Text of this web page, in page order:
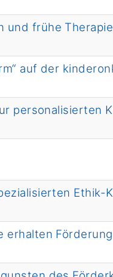
und frühe
auf der
personalisierten
Ethik-
erhalten Förderung